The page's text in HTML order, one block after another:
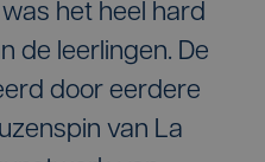
het heel hard
de leerlingen. De
door eerdere
van La